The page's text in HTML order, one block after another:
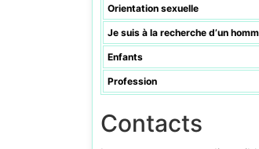
Orientation sexuelle
Je suis à la recherche d’un
Enfants
Profession
Contacts